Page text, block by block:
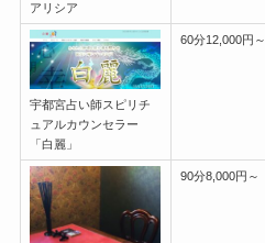
アリシア
宇都宮占い師スピリチ
ュアルカウンセラー
「白麗」
60分12,000円～
90分8,000円～